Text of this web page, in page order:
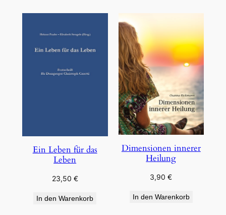
Ein Leben für das
Leben
23,50 €
In den Warenkorb
Dimensionen innerer
Heilung
3,90€
In den Warenkorb